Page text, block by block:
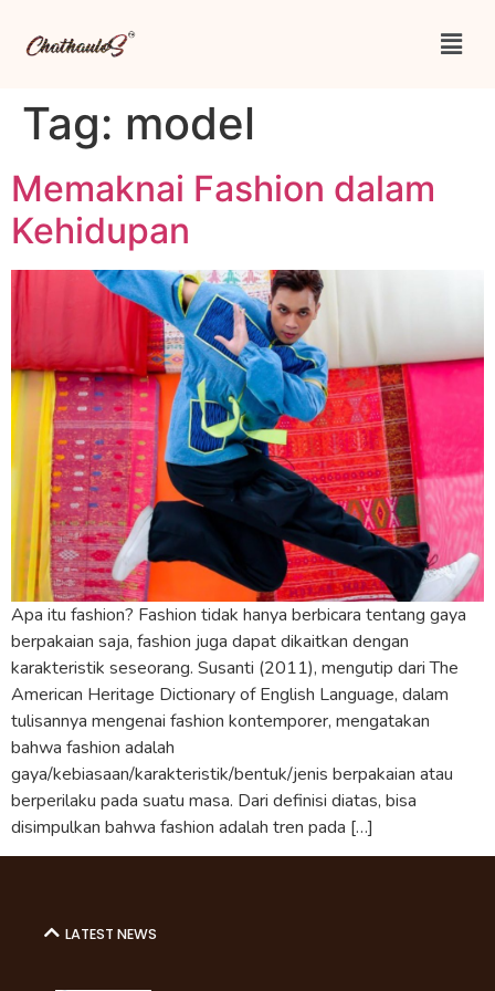
Tag: model
Memaknai Fashion dalam
Kehidupan
Apa itu fashion? Fashion tidak hanya berbicara tentang gaya
berpakaian saja, fashion juga dapat dikaitkan dengan
karakteristik seseorang. Susanti (2011), mengutip dari The
American Heritage Dictionary of English Language, dalam
tulisannya mengenai fashion kontemporer, mengatakan
bahwa fashion adalah
gaya/kebiasaan/karakteristik/bentuk/jenis berpakaian atau
berperilaku pada suatu masa. Dari definisi diatas, bisa
disimpulkan bahwa fashion adalah tren pada […]
LATEST NEWS